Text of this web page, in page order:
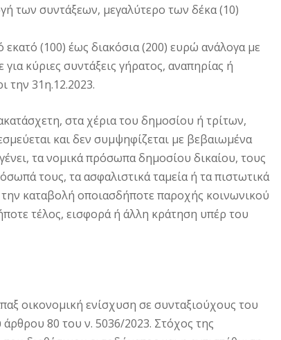
των συντάξεων, μεγαλύτερο των δέκα (10)
(100) έως διακόσια (200) ευρώ ανάλογα με
κύριες συντάξεις γήρατος, αναπηρίας ή
την 31η.12.2023.
στα χέρια του δημοσίου ή τρίτων,
και δεν συμψηφίζεται με βεβαιωμένα
τα νομικά πρόσωπα δημοσίου δικαίου, τους
τους, τα ασφαλιστικά ταμεία ή τα πιστωτικά
την καταβολή οποιασδήποτε παροχής κοινωνικού
τέλος, εισφορά ή άλλη κράτηση υπέρ του
οικονομική ενίσχυση σε συνταξιούχους του
80 του ν. 5036/2023. Στόχος της